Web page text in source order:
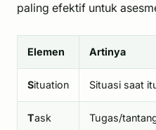
paling efektif untuk
Elemen Artinya
Situation Situasi saat
Task Tugas/